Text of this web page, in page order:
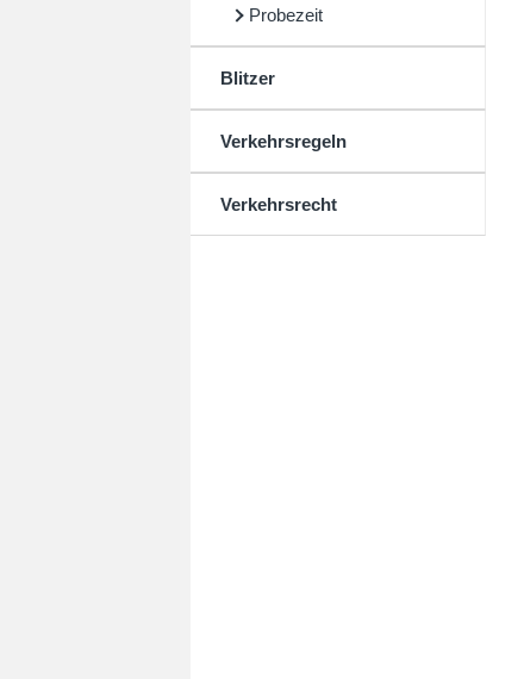
Probezeit
Blitzer
Verkehrsregeln
Verkehrsrecht